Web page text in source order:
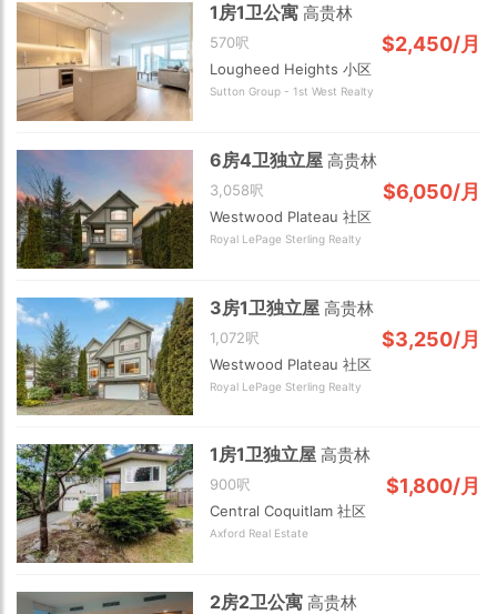
1房1卫公寓高贵林
570呎 $2,450/月
Lougheed Heights 小区
Sutton Group - 1st West Realty
6房4卫独立屋高贵林
3,058呎 $6,050/月
Westwood Plateau 社区
Royal LePage Sterling Realty
3房1卫独立屋高贵林
1,072呎 $3,250/月
Westwood Plateau 社区
Royal LePage Sterling Realty
1房1卫独立屋高贵林
900呎 $1,800/月
Central Coquitlam 社区
Axford Real Estate
2房2卫公寓高贵林